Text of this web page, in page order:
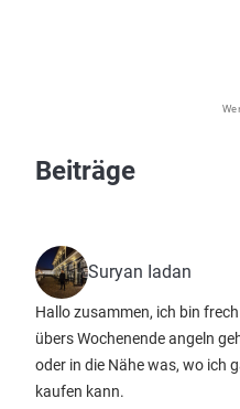
Beiträge
Suryan Iadan
Hallo zusammen, ich bin
übers Wochenende angeln
oder in die Nähe was, wo ich
kaufen kann.